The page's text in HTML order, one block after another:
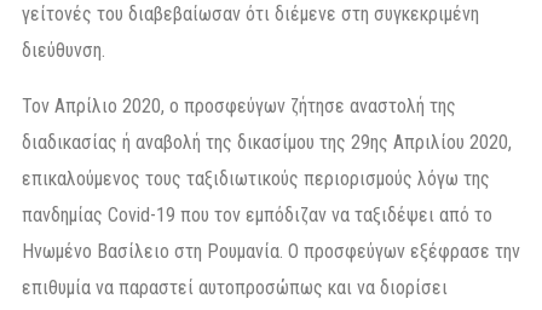
γείτονές του διαβεβαίωσαν ότι διέμενε στη συγκεκριμένη
διεύθυνση.
Τον Απρίλιο 2020, ο προσφεύγων ζήτησε αναστολή της
διαδικασίας ή αναβολή της δικασίμου της 29ης Απριλίου 2020,
επικαλούμενος τους ταξιδιωτικούς περιορισμούς λόγω της
πανδημίας Covid-19 που τον εμπόδιζαν να ταξιδέψει από το
Ηνωμένο Βασίλειο στη Ρουμανία. Ο προσφεύγων εξέφρασε την
επιθυμία να παραστεί αυτοπροσώπως και να διορίσει